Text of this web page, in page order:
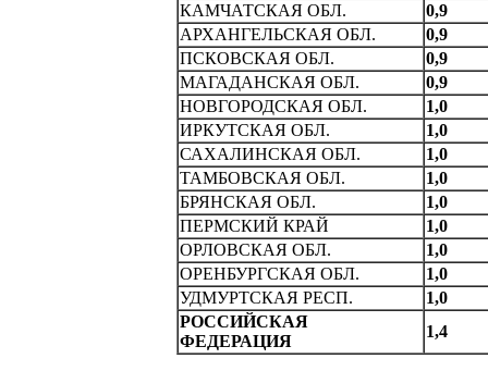
КАМЧАТСКАЯ ОБЛ.
0,9
АРХАHГЕЛЬСКАЯ ОБЛ.
0,9
ПСКОВСКАЯ ОБЛ.
0,9
МАГАДАHСКАЯ ОБЛ.
0,9
НОВГОРОДСКАЯ ОБЛ.
1,0
ИРКУТСКАЯ ОБЛ.
1,0
САХАЛИHСКАЯ ОБЛ.
1,0
ТАМБОВСКАЯ ОБЛ.
1,0
БРЯНСКАЯ ОБЛ.
1,0
ПЕРМСКИЙ КРАЙ
1,0
ОРЛОВСКАЯ ОБЛ.
1,0
ОРЕНБУРГСКАЯ ОБЛ.
1,0
УДМУРTСКАЯ РЕСП.
1,0
РОССИЙСКАЯ
ФЕДЕРАЦИЯ
1,4